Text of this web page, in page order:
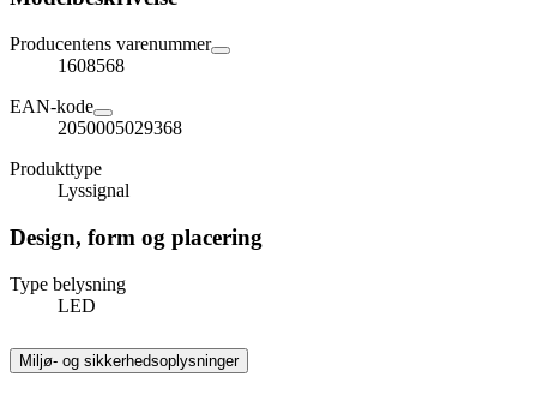
Producentens varenummer
1608568
EAN-kode
2050005029368
Produkttype
Lyssignal
Design, form og placering
Type belysning
LED
Miljø- og sikkerhedsoplysninger